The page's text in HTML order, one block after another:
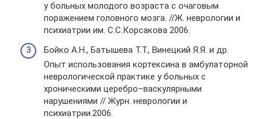
у больных молодого возраста с очаговым
поражением головного мозга. //Ж. неврологии и
психиатрии им. С.С.Корсакова 2006.
Бойко А.Н., Батышева Т.Т., Винецкий Я.Я. и др.
Опыт использования кортексина в амбулаторной
неврологической практике у больных с
хроническими церебро–васкулярными
нарушениями // Журн. неврологии и
психиатрии.2006.